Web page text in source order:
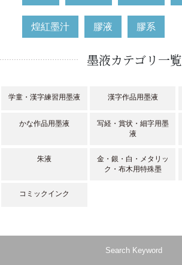
煌紅墨汁 膠液 膠系
墨液カテゴリ一覧
学童・漢字練習用墨液 漢字作品用墨液
かな作品用墨液
写経・賞状・細字用墨
液
朱液
金・銀・白・メタリッ
ク・布木用特殊墨
コミックインク